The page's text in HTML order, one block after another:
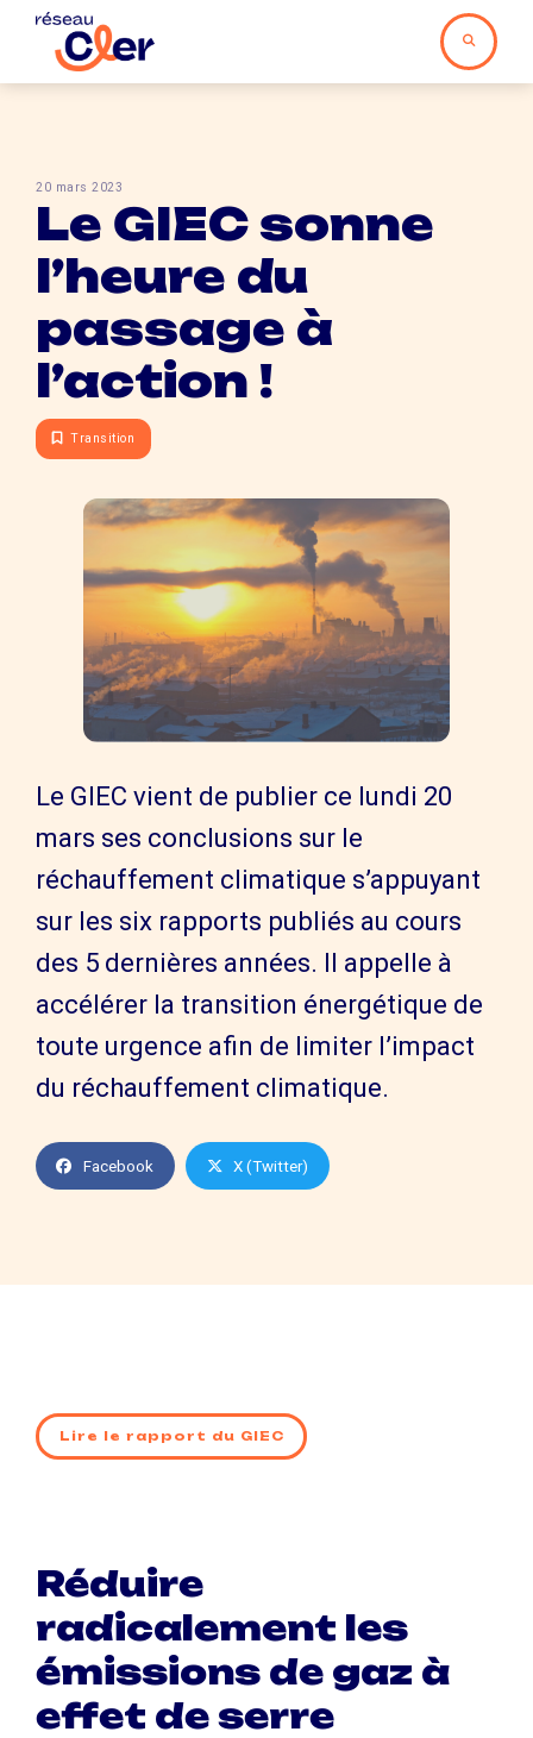
20 mars 2023
Le GIEC sonne
l’heure du
passage à
l’action !
Transition
Le GIEC vient de publier ce lundi 20
mars ses conclusions sur le
réchauffement climatique s’appuyant
sur les six rapports publiés au cours
des 5 dernières années. Il appelle à
accélérer la transition énergétique de
toute urgence afin de limiter l’impact
du réchauffement climatique.
Facebook X (Twitter)
Lire le rapport du GIEC
Réduire
radicalement les
émissions de gaz à
effet de serre